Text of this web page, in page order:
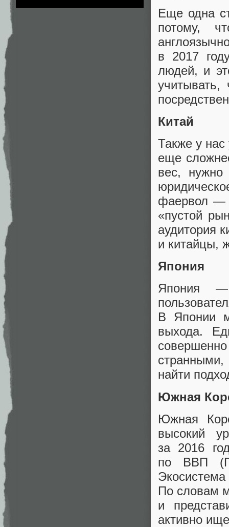
Еще одна
потому,
в 2017
людей, и
учитывать,
Китай
Также у
еще
вес,
нужно
фаервол —
«пустой
аудитория
и китайцы,
Япония
Япония —
В Японии
выхода.
странными,
найти
Южная
Южная
высокий
за 2016
по ВВП
(
По словам
и
активно